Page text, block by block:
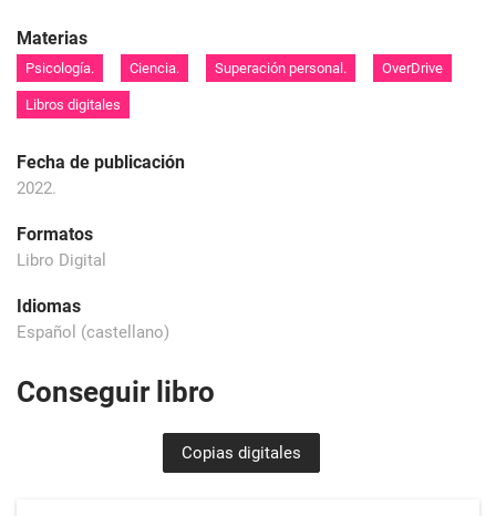
Materias
Psicología. Ciencia. Superación personal. OverDrive
Libros digitales
Fecha de publicación
2022.
Formatos
Libro Digital
Idiomas
Español (castellano)
Conseguir libro
Copias digitales